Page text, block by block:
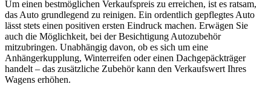
Um einen bestmöglichen Verkaufspreis zu erreichen, ist es ratsam,
das Auto grundlegend zu reinigen. Ein ordentlich gepflegtes Auto
lässt stets einen positiven ersten Eindruck machen. Erwägen Sie
auch die Möglichkeit, bei der Besichtigung Autozubehör
mitzubringen. Unabhängig davon, ob es sich um eine
Anhängerkupplung, Winterreifen oder einen Dachgepäckträger
handelt – das zusätzliche Zubehör kann den Verkaufswert Ihres
Wagens erhöhen.